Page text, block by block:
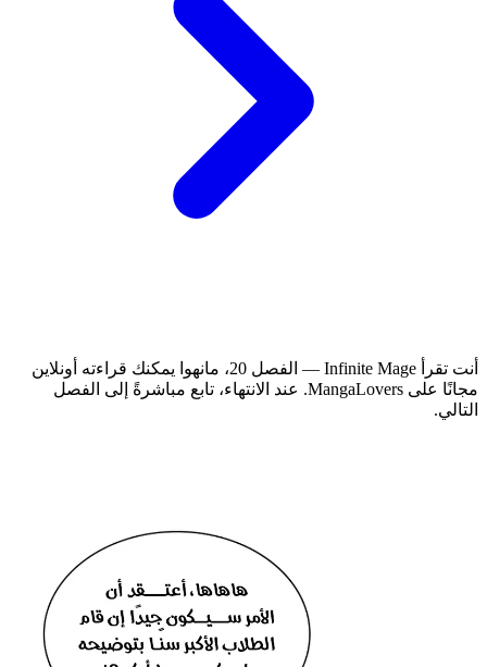
أنت تقرأ Infinite Mage — الفصل 20، مانهوا يمكنك قراءته أونلاين
مجانًا على MangaLovers.
عند الانتهاء، تابع مباشرةً إلى الفصل
التالي.